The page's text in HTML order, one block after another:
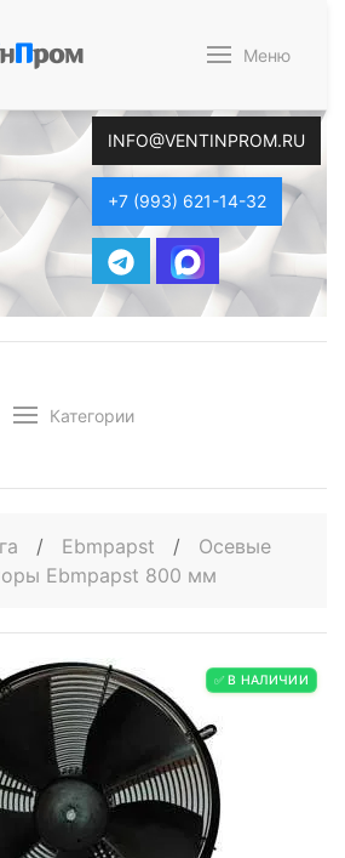
нПром Меню
INFO@VENTINPROM.RU
+7 (993) 621-14-32
Категории
/ Ebmpapst /
Осевые
Ebmpapst 800 мм
✅ В НАЛИЧИИ